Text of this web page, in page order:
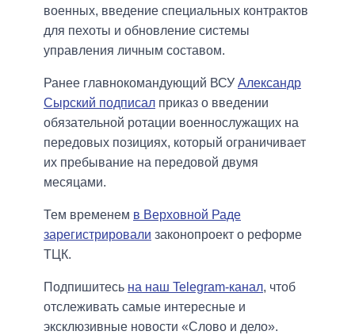
военных, введение специальных контрактов
для пехоты и обновление системы
управления личным составом.
Ранее главнокомандующий ВСУ Александр
Сырский подписал приказ о введении
обязательной ротации военнослужащих на
передовых позициях, который ограничивает
их пребывание на передовой двумя
месяцами.
Тем временем в Верховной Раде
зарегистрировали законопроект о реформе
ТЦК.
Подпишитесь на наш Telegram-канал, чтоб
отслеживать самые интересные и
эксклюзивные новости «Слово и дело».